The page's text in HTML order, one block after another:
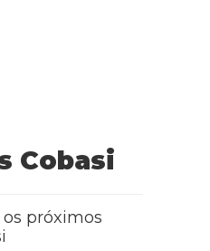
Cobasi
próximos